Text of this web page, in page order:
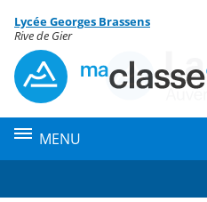
Menu de la rubrique
Contenu
Lycée Georges Brassens
Rive de Gier
MENU